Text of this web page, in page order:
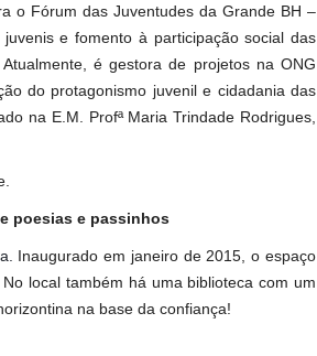
o Fórum das Juventudes da Grande BH –
e fomento à participação social das
é gestora de projetos na ONG
do protagonismo juvenil e cidadania das
na E.M. Profª Maria Trindade Rodrigues,
poesias e passinhos
Inaugurado em janeiro de 2015, o espaço
local também há uma biblioteca com um
na base da confiança!